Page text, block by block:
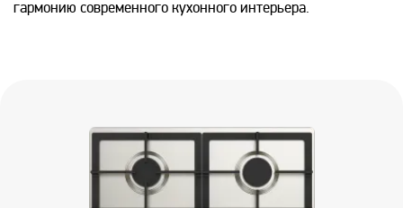
гармонию современного кухонного интерьера.